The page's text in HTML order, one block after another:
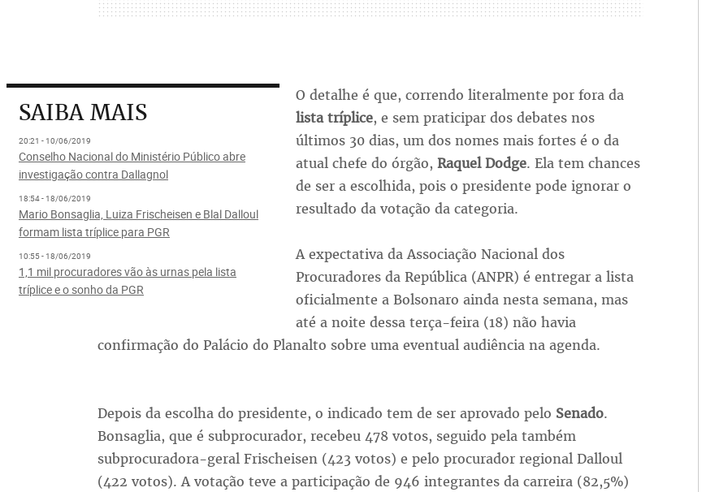
SAIBA MAIS
20:21 - 10/06/2019
Conselho Nacional do Ministério Público abre
investigação contra Dallagnol
18:54 - 18/06/2019
Mario Bonsaglia, Luiza Frischeisen e Blal Dalloul
formam lista tríplice para PGR
10:55 - 18/06/2019
1,1 mil procuradores vão às urnas pela lista
tríplice e o sonho da PGR
O detalhe é que, correndo literalmente por fora da
lista tríplice, e sem praticipar dos debates nos
últimos 30 dias, um dos nomes mais fortes é o da
atual chefe do órgão, Raquel Dodge. Ela tem chances
de ser a escolhida, pois o presidente pode ignorar o
resultado da votação da categoria.
A expectativa da Associação Nacional dos
Procuradores da República (ANPR) é entregar a lista
oficialmente a Bolsonaro ainda nesta semana, mas
até a noite dessa terça-feira (18) não havia
confirmação do Palácio do Planalto sobre uma eventual audiência na agenda.
Depois da escolha do presidente, o indicado tem de ser aprovado pelo Senado.
Bonsaglia, que é subprocurador, recebeu 478 votos, seguido pela também
subprocuradora-geral Frischeisen (423 votos) e pelo procurador regional Dalloul
(422 votos). A votação teve a participação de 946 integrantes da carreira (82,5%)